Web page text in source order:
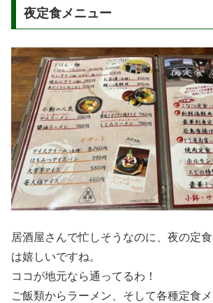
夜定食メニュー
居酒屋さんで忙しそうなのに、夜の定
は嬉しいですね。
ココが地元なら通ってるわ！
ご飯類からラーメン、そして各種定食メ